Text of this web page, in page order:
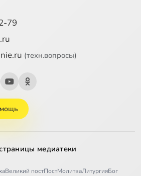
79
(техн.вопросы)
медиатеки
Великий постПостМолитваЛитургияБог